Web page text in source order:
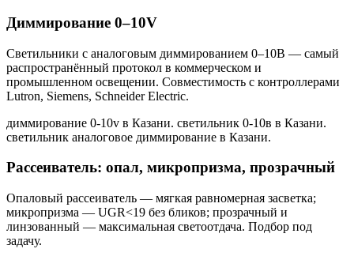
Диммирование 0–10V
Светильники с аналоговым диммированием 0–10В — самый
распространённый протокол в коммерческом и
промышленном освещении. Совместимость с контроллерами
Lutron, Siemens, Schneider Electric.
диммирование 0-10v в Казани. светильник 0-10в в Казани.
светильник аналоговое диммирование в Казани.
Рассеиватель: опал, микропризма, прозрачный
Опаловый рассеиватель — мягкая равномерная засветка;
микропризма — UGR<19 без бликов; прозрачный и
линзованный — максимальная светоотдача. Подбор под
задачу.